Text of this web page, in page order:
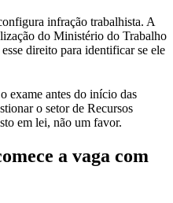
infração trabalhista. A
do Ministério do Trabalho
direito para identificar se ele
exame antes do início das
o setor de Recursos
em lei, não um favor.
a vaga com